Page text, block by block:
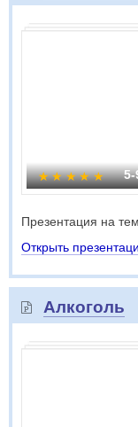
Презентация на
Открыть
Алкоголь